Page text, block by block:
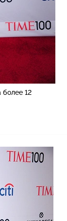
более 12